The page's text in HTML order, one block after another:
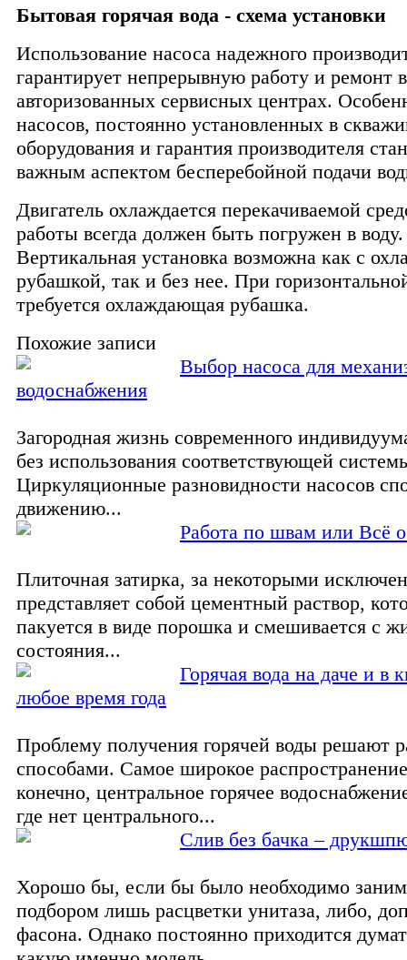
Бытовая горячая вода - схема установки
Использование насоса надежного
гарантирует непрерывную работу и ремонт в
авторизованных сервисных центрах.
насосов, постоянно установленных в
оборудования и гарантия производителя
важным аспектом бесперебойной подачи
Двигатель охлаждается перекачиваемой
работы всегда должен быть погружен в воду.
Вертикальная установка возможна как с
рубашкой, так и без нее. При
требуется охлаждающая рубашка.
Похожие записи
Выбoр насосa для
водоснабжения
Загородная жизнь современного
без использования соответствующей
Циркуляционные разновидности насосов
движeнию...
Работа по швам или Всё о
Плиточная затирка, за некоторыми
представляет собой цементный раствор,
пакуется в виде порошка и смешивается с
состояния...
Горячая вода на даче и в
любое время года
Проблему получения горячей воды решают
способами. Самое широкое
конечно, центральное горячее
где нет центрального...
Cлив без бачка –
Хорошо бы, если бы было необходимо
подбором лишь расцветки унитаза, либо,
фасона. Однако постоянно приходится